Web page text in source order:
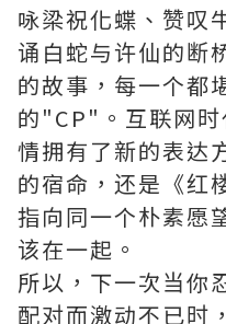
咏梁祝化蝶、赞叹
诵白蛇与许仙的
的故事，每一个都
的"CP"。互联网
情拥有了新的表达
的宿命，还是《红
指向同一个朴素愿
该在一起。
所以，下一次当你
配对而激动不已时